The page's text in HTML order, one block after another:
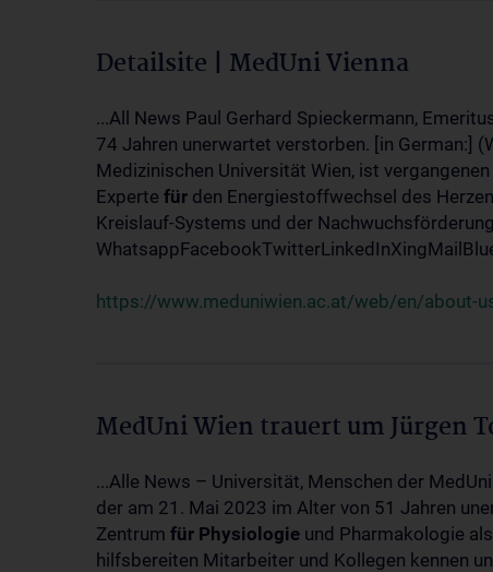
Detailsite | MedUni Vienna
...All News Paul Gerhard Spieckermann,
74 Jahren unerwartet verstorben. [in German:]
Medizinischen Universität Wien, ist
Experte für den Energiestoffwechsel des
Kreislauf-Systems und der
https://www.meduniwien.ac.at/web/en/about-
MedUni Wien trauert um Jürgen
...Alle News – Universität, Menschen der
der am 21. Mai 2023 im Alter von 51 Jahren
Zentrum für Physiologie und Pharmakologie
hilfsbereiten Mitarbeiter und Kollegen kennen